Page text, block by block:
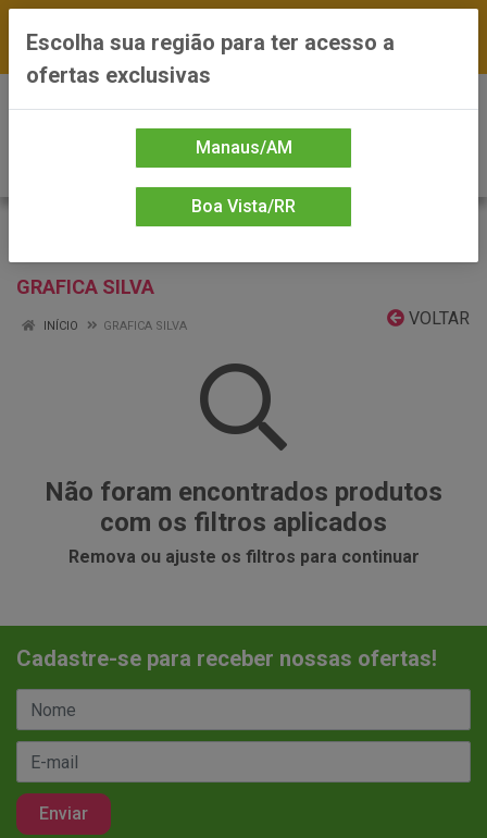
*Preços exclusivos do site — Entrega em até 24h
GRAFICA SILVA
VOLTAR
INÍCIO GRAFICA SILVA
Não foram encontrados produtos
com os filtros aplicados
Remova ou ajuste os filtros para continuar
Cadastre-se para receber nossas ofertas!
Escolha sua região para ter acesso a
ofertas exclusivas
Manaus/AM
Boa Vista/RR